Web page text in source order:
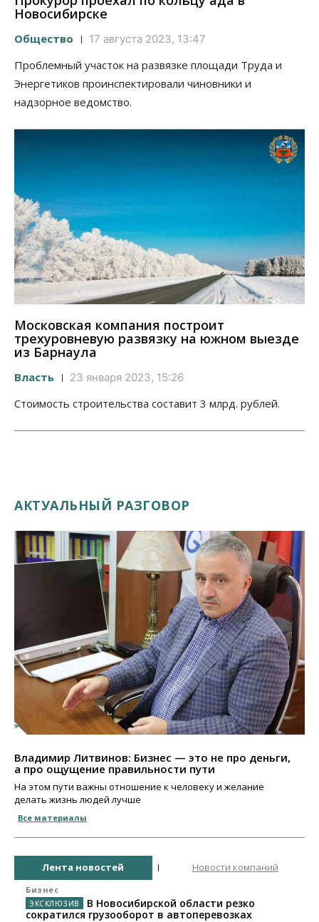
Новосибирске
Общество 17 августа 2023, 13:47
Проблемный участок на развязке площади Труда и
Энергетиков проинспектировали чиновники и
надзорное ведомство.
Московская компания построит
трехуровневую развязку на южном выезде
из Барнаула
Власть 23 января 2023, 15:26
Стоимость строительства составит 3 млрд. рублей.
АКТУАЛЬНЫЙ РАЗГОВОР
Владимир Литвинов: Бизнес — это не про деньги,
а про ощущение правильности пути
На этом пути важны отношение к человеку и желание
делать жизнь людей лучше
Все материалы
Лента новостей Новости компаний
Бизнес
В Новосибирской области резко
сократился грузооборот в автоперевозках